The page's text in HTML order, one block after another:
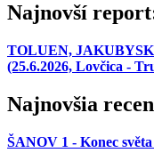
Najnovší
TOLUEN,
(25.6.2026, Lovčica -
Najnovšia
ŠANOV 1 - Konec